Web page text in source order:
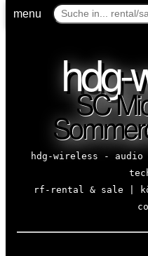
menu
hdg-
SC
hdg-wireless -
rf-rental & sale |